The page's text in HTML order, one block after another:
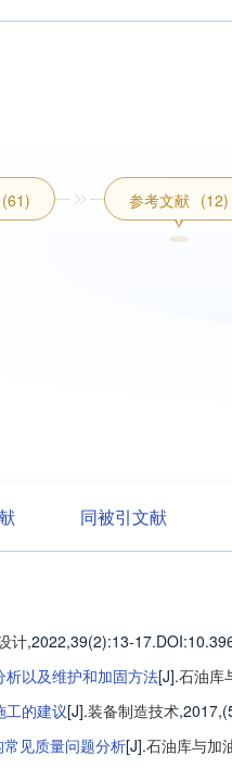
(61) 参考文献 (12)
同被引文献
计,2022,39(2):13-17.
以及维护和加固方法[J].石油库
工的建议[J].装备制造技术
见质量问题分析[J].石油库与加